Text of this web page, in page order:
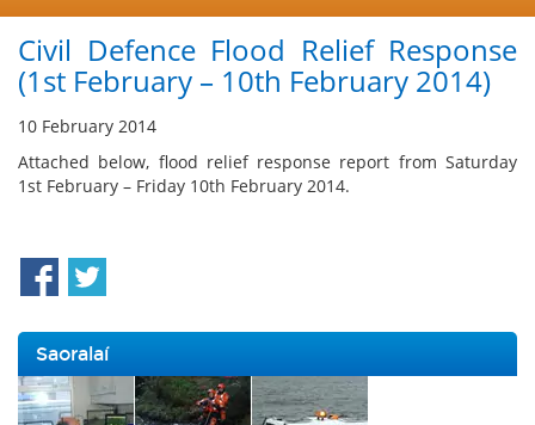
Civil Defence Flood Relief Response
(1st February – 10th February 2014)
10 February 2014
Attached below, flood relief response report from Saturday
1st February – Friday 10th February 2014.
Saoralaí